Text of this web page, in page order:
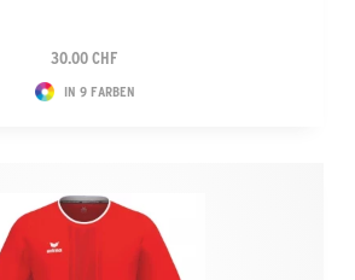
30.00 CHF
IN 9 FARBEN